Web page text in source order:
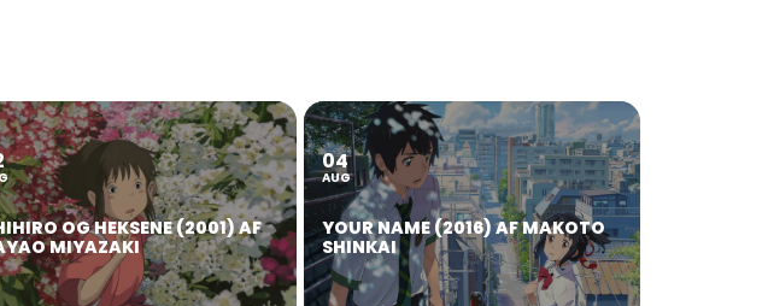
OG HEKSENE (2001) AF
MIYAZAKI
04
AUG
YOUR NAME (2016) AF MAKOTO
SHINKAI